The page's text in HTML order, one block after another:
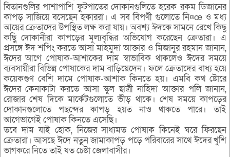
বিতানগুলির পাশাপাশি ফুটপাতের দোকানগুলিতে হরেক রকম ডিজানের
কাপড় সাজিয়ে বসেছেন হকাররা। এ সব বিপণী গুলোতে নি¤œ ও মধ্য
আয়ের ক্রেতাদের উপস্থিত লক্ষ করা যায়। অবশ্য ঈদকে সামনে রেখে কিছু
কছিু দোকানীরা কাপড়ের মূল্যবৃদ্ধির অভিযোগ করেছেন ক্রেতারা। এ
প্রসঙ্গে ঈদ শপিং করতে আসা মাহমুদা আক্তার ও মিজানুর রহমান জানান,
ঈদের আগে পোষাক-আশাকের দাম স্বাভাবিক থাকলেও ঈদের সময়ে
ব্যবসায়ীরা বিভিন্ন পোষাকের দাম বাড়িয়েদেন। ফলে ক্রেতাদের বাধ্য হয়ে
কয়েকগুণ বেশি দামে পোষাক-আশাক কিনতে হয়। এমবি কথ ষ্টোরে
ঈদের কেনাকাটা করতে আসা স্কুল ছাত্রী নাহিদা আক্তার পলি জানান,
রোজার শেষ দিকে মার্কেটগুলোতে ভীড় থাকে। শেষ সময়ে কাপড়ের
দোকানগুলোতে পছন্দের কাপড় হয়ত নাও থাকতে পারে। তাই
আগেভাগেই পোষাক কিনতে এসেছি।
তবে দাম যাই হোক, নিজের সাধ্যমত পোষাক কিনেই ঘরে ফিরছেন
ক্রেতারা। আসছে ঈদে নতুন জামাকাপড় পড়ে পরিবারের সাথে ঈদের খুশি
ভাগকরে নিতে তাই যত চেষ্টা জেলাবাসীর।